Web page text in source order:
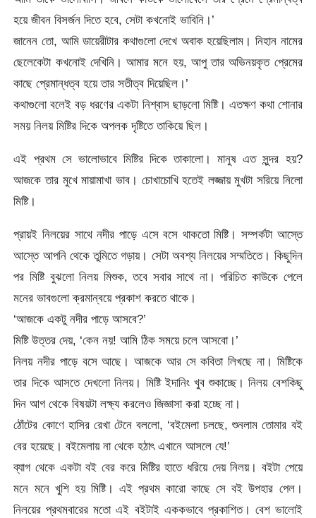
হয়ে জীবন বিসর্জন দিতে হবে, সেটা কখনোই ভাবিনি।’
জানেন তো, আমি ডায়েরীটার কথাগুলো দেখে অবাক হয়েছিলাম। নিহান নামের
ছেলেকেটা কখনোই দেখিনি। আমার মনে হয়, আপু তার অভিনয়কৃত প্রেমের
কাছে প্রেমান্ধত্ব হয়ে তার সতীত্ব দিয়েছিল।’
কথাগুলো বলেই বড় ধরণের একটা নিশ্বাস ছাড়লো মিষ্টি। এতক্ষণ কথা শোনার
সময় নিলয় মিষ্টির দিকে অপলক দৃষ্টিতে তাকিয়ে ছিল।
এই প্রথম সে ভালোভাবে মিষ্টির দিকে তাকালো। মানুষ এত সুন্দর হয়?
আজকে তার মুখে মায়ামাখা ভাব। চোখাচোখি হতেই লজ্জায় মুখটা সরিয়ে নিলো
মিষ্টি।
প্রায়ই নিলয়ের সাথে নদীর পাড়ে এসে বসে থাকতো মিষ্টি। সম্পর্কটা আস্তে
আস্তে আপনি থেকে তুমিতে গড়ায়। সেটা অবশ্য নিলয়ের সম্মতিতে। কিছুদিন
পর মিষ্টি বুঝলো নিলয় মিশুক, তবে সবার সাথে না। পরিচিত কাউকে পেলে
মনের ভাবগুলো ক্রমান্বয়ে প্রকাশ করতে থাকে।
‘আজকে একটু নদীর পাড়ে আসবে?’
মিষ্টি উত্তর দেয়, ‘কেন নয়! আমি ঠিক সময়ে চলে আসবো।’
নিলয় নদীর পাড়ে বসে আছে। আজকে আর সে কবিতা লিখছে না। মিষ্টিকে
তার দিকে আসতে দেখলো নিলয়। মিষ্টি ইদানিং খুব শুকাচ্ছে। নিলয় বেশকিছু
দিন আগ থেকে বিষয়টা লক্ষ্য করলেও জিজ্ঞাসা করা হচ্ছে না।
ঠোঁটের কোণে হাসির রেখা টেনে বললো, ‘বইমেলা চলছে, শুনলাম তোমার বই
বের হয়েছে। বইমেলায় না থেকে হঠাৎ এখানে আসলে যে!’
ব্যাগ থেকে একটা বই বের করে মিষ্টির হাতে ধরিয়ে দেয় নিলয়। বইটা পেয়ে
মনে মনে খুশি হয় মিষ্টি। এই প্রথম কারো কাছে সে বই উপহার পেল।
নিলয়ের প্রথমবারের মতো এই বইটাই এককভাবে প্রকাশিত। বেশ ভালোই